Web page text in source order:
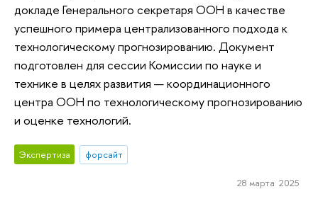
докладе Генерального секретаря ООН в качестве
успешного примера централизованного подхода к
технологическому прогнозированию. Документ
подготовлен для сессии Комиссии по науке и
технике в целях развития — координационного
центра ООН по технологическому прогнозированию
и оценке технологий.
Экспертиза форсайт
28 марта 2025